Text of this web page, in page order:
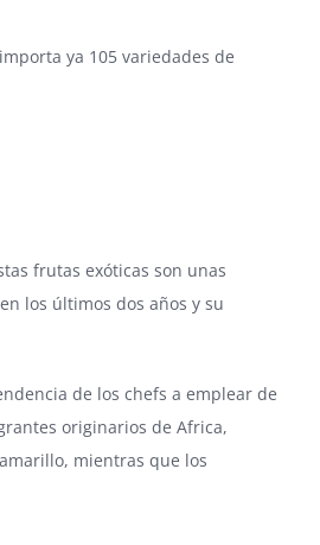
ya 105 variedades de
frutas exóticas son unas
los últimos dos años y su
de los chefs a emplear de
originarios de Africa,
mientras que los